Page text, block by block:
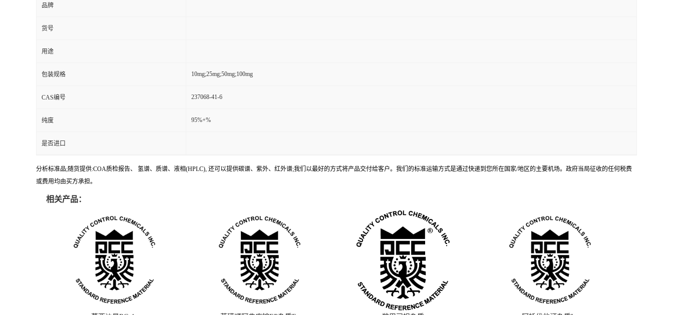
品牌
货号
用途
包装规格 10mg;25mg;50mg;100mg
CAS编号 237068-41-6
纯度 95%+%
是否进口
分析标准品;随货提供:COA质检报告、 氢谱、质谱、液相(HPLC), 还可以提供碳谱、紫外、红外谱;我们以最好的方式将产品交付给客户。我们的标准运输方式是通过快递到您所在国家/地区的主要机场。政府当局征收的任何税费
或费用均由买方承担。
相关产品：